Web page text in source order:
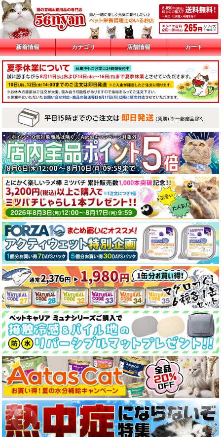
新着情報 カテゴリ 店舗情報 カート